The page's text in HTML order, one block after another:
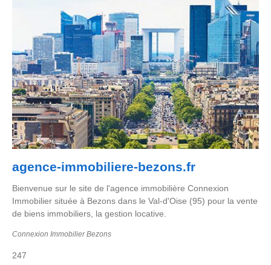
agence-immobiliere-bezons.fr
Bienvenue sur le site de l'agence immobilière Connexion
Immobilier située à Bezons dans le Val-d'Oise (95) pour la vente
de biens immobiliers, la gestion locative.
Connexion Immobilier Bezons
247